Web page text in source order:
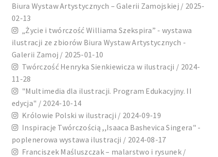
Biura Wystaw Artystycznych – Galerii Zamojskiej / 2025-
02-13
„Życie i twórczość Williama Szekspira” - wystawa
ilustracji ze zbiorów Biura Wystaw Artystycznych -
Galerii Zamoj / 2025-01-10
Twórczość Henryka Sienkiewicza w ilustracji / 2024-
11-28
"Multimedia dla ilustracji. Program Edukacyjny. II
edycja" / 2024-10-14
Królowie Polski w ilustracji / 2024-09-19
Inspiracje Twórczością ,,Isaaca Bashevica Singera" -
poplenerowa wystawa ilustracji / 2024-08-17
Franciszek Maśluszczak – malarstwo i rysunek /